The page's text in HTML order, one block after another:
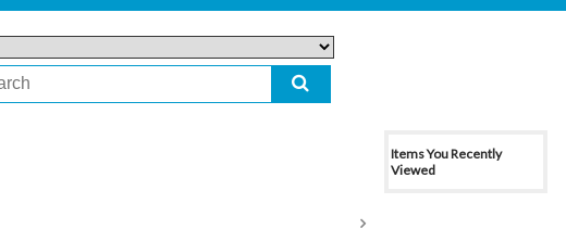
Items You Recently
Viewed